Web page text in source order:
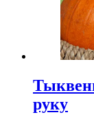
руку